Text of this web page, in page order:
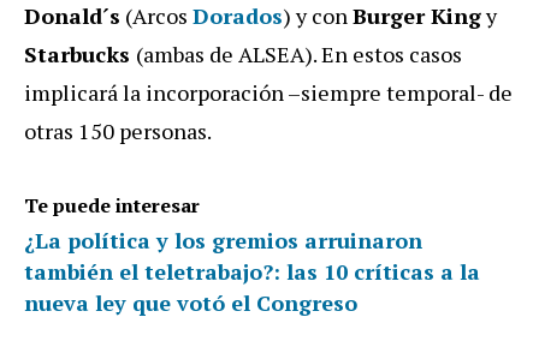
Donald´s (Arcos Dorados) y conBurger Kingy
Starbucks (ambas de ALSEA). En estos casos
implicará la incorporación –siempre temporal- de
otras 150 personas.
Te puede interesar
¿La política y los gremios arruinaron
también el teletrabajo?: las 10 críticas a la
nueva ley que votó el Congreso